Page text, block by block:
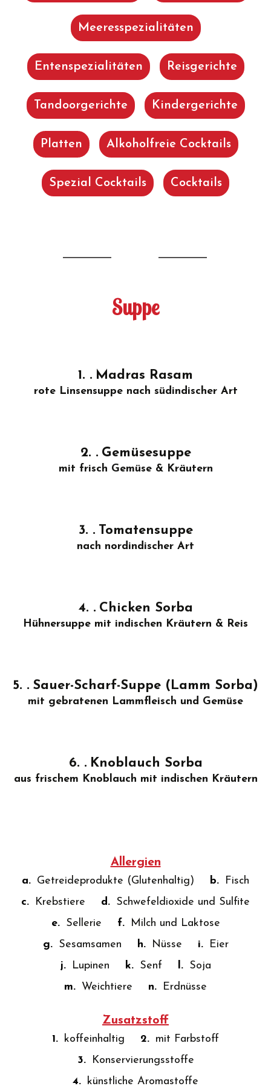
Meeresspezialitäten
Entenspezialitäten Reisgerichte
Tandoorgerichte Kindergerichte
Platten Alkoholfreie Cocktails
Spezial Cocktails Cocktails
Suppe
1. Madras Rasam
rote Linsensuppe nach südindischer Art
2. Gemüsesuppe
mit frisch Gemüse & Kräutern
3. Tomatensuppe
nach nordindischer Art
4. Chicken Sorba
Hühnersuppe mit indischen Kräutern & Reis
5. Sauer-Scharf-Suppe (Lamm Sorba)
mit gebratenen Lammfleisch und Gemüse
6. Knoblauch Sorba
aus frischem Knoblauch mit indischen Kräutern
Allergien
a. Getreideprodukte (Glutenhaltig) b.
Fisch
c.
Krebstiere d. Schwefeldioxide und Sulfite
e.
Sellerie f.
Milch und Laktose
g.
Sesamsamen h. Nüsse i.
Eier
j.
Lupinen k. Senf l.
Soja
m. Weichtiere n. Erdnüsse
Zusatzstoff
1. koffeinhaltig 2. mit Farbstoff
3.
Konservierungsstoffe
4. künstliche Aromastoffe